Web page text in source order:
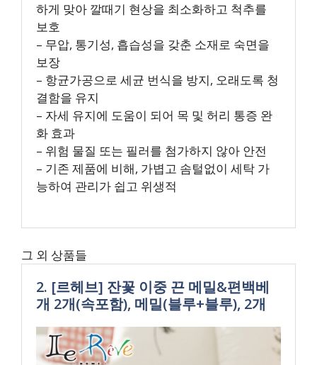
하게 맞아 깔때기 현상을 최소화하고 척추를
보호
– 무압, 통기성, 흡습성을 갖춘 소재로 숙면을
보장
– 항균가공으로 세균 번식을 방지, 오래도록 청
결함을 유지
– 자세 유지에 도움이 되어 목 및 허리 통증 완
화 효과
– 위험 물질 또는 필러를 첨가하지 않아 안전
– 기존 제품에 비해, 가볍고 솜털없이 세탁 가
능하여 관리가 쉽고 위생적
그 외 상품들
2. [르헤브] 잔꽃 이중 끈 메밀&편백베
개 2개(속포함), 메밀(블루+블루), 2개